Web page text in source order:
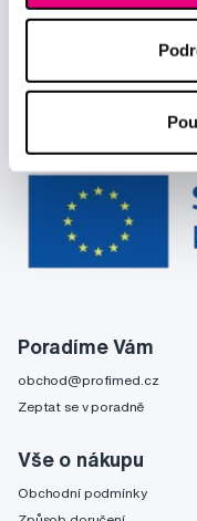
Poradíme Vám
obchod@profimed.cz
Zeptat se v poradně
Vše o nákupu
Obchodní podmínky